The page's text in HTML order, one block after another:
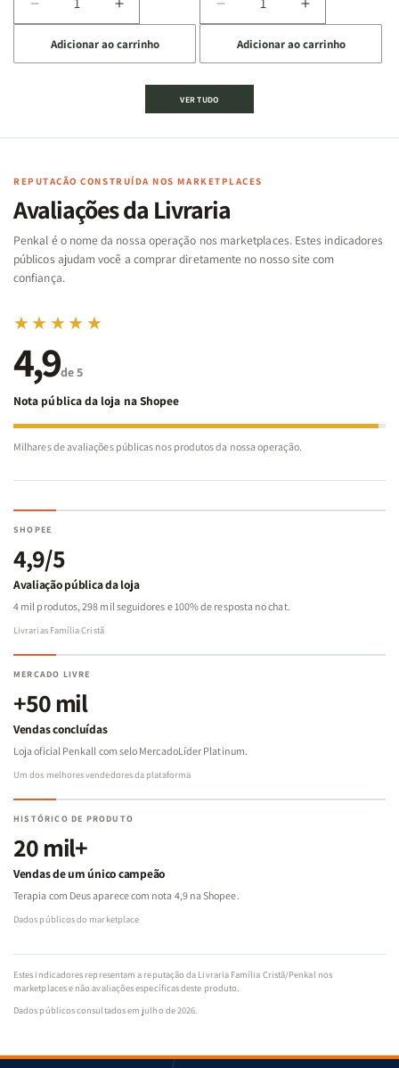
Diminuir
a
quantidade
de
Cartas
Famílias
Bíblia
-
Penkal
Aumentar
a
quantidade
de
Jogo
Cartas
Famílias
da
Bíblia
-
Penkal
Adicionar ao carrinho
Diminuir
a
quantidade
de
Jogo
|
de
Aumentar
a
quantidade
de
|
Adicionar ao carrinho
VER TUDO
REPUTAÇÃO CONSTRUÍDA NOS MARKETPLACES
Avaliações da Livraria
Penkal é o nome da nossa operação nos marketplaces. Estes indicadores
públicos ajudam você a comprar diretamente no nosso site com
confiança.
★★★★★
4,9de 5
Nota pública da loja na Shopee
Milhares de avaliações públicas nos produtos da nossa operação.
SHOPEE
4,9/5
Avaliação pública da loja
4 mil produtos, 298 mil seguidores e 100% de resposta no chat.
Livrarias Família Cristã
MERCADO LIVRE
+50 mil
Vendas concluídas
Loja oficial Penkall com selo MercadoLíder Platinum.
Um dos melhores vendedores da plataforma
HISTÓRICO DE PRODUTO
20 mil+
Vendas de um único campeão
Terapia com Deus aparece com nota 4,9 na Shopee.
Dados públicos do marketplace
Estes indicadores representam a reputação da Livraria Família Cristã/Penkal nos
marketplaces e não avaliações específicas deste produto.
Dados públicos consultados em julho de 2026.